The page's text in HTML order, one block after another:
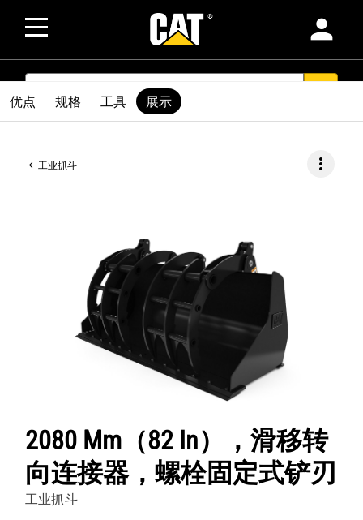
person
SEARCH
工业抓斗 more_vert
2080 Mm（82 In），滑移转
向连接器，螺栓固定式铲刃
工业抓斗
优点 规格 工具 展示